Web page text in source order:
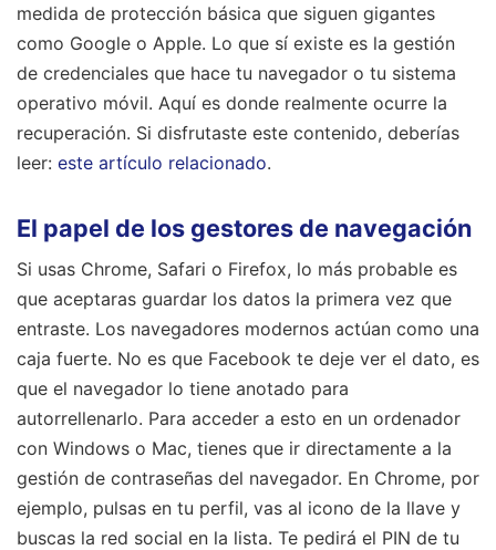
medida de protección básica que siguen gigantes
como Google o Apple. Lo que sí existe es la gestión
de credenciales que hace tu navegador o tu sistema
operativo móvil. Aquí es donde realmente ocurre la
recuperación. Si disfrutaste este contenido, deberías
leer: este artículo relacionado.
El papel de los gestores de navegación
Si usas Chrome, Safari o Firefox, lo más probable es
que aceptaras guardar los datos la primera vez que
entraste. Los navegadores modernos actúan como una
caja fuerte. No es que Facebook te deje ver el dato, es
que el navegador lo tiene anotado para
autorrellenarlo. Para acceder a esto en un ordenador
con Windows o Mac, tienes que ir directamente a la
gestión de contraseñas del navegador. En Chrome, por
ejemplo, pulsas en tu perfil, vas al icono de la llave y
buscas la red social en la lista. Te pedirá el PIN de tu